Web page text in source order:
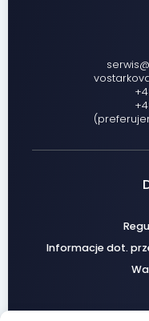
Informacje dot.